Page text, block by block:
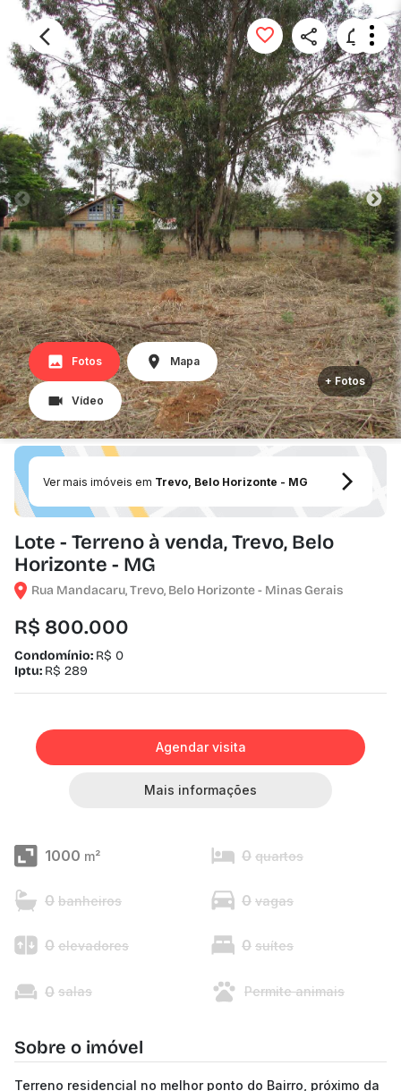
Fotos Mapa
Vídeo
+ Fotos
Ver mais imóveis em Trevo, Belo Horizonte - MG
Lote - Terreno à venda, Trevo, Belo
Horizonte - MG
Rua Mandacaru, Trevo, Belo Horizonte - Minas Gerais
R$ 800.000
Condomínio: R$ 0
Iptu: R$ 289
Agendar visita
Mais informações
1000 m² 0 quartos
0 banheiros 0 vagas
0 elevadores 0 suítes
0 salas Permite animais
Sobre o imóvel
Terreno residencial no melhor ponto do Bairro, próximo da